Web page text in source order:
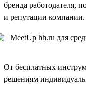
бренда работодателя,
и репутации компании.
От бесплатных
решениям